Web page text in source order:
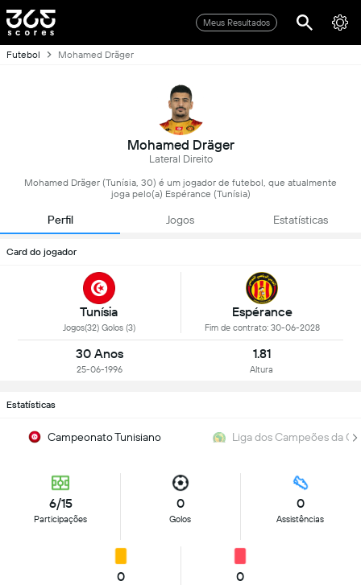
Meus Resultados
Futebol Mohamed Dräger
Mohamed Dräger
Lateral Direito
Mohamed Dräger (Tunísia, 30) é um jogador de futebol, que atualmente
joga pelo(a) Espérance (Tunísia)
Perfil Jogos Estatísticas
Card do jogador
Tunísia
Jogos(32) Golos (3)
Espérance
Fim de contrato: 30-06-2028
30 Anos
25-06-1996
1.81
Altura
Estatísticas
Campeonato Tunisiano Liga dos Campeões da
6/15
Participações
0
Golos
0
Assistências
0 0